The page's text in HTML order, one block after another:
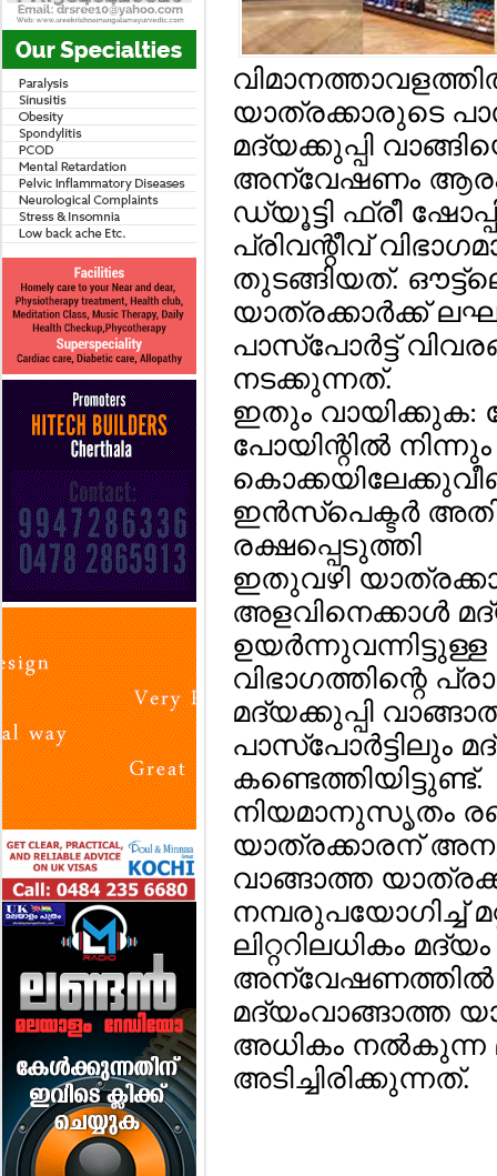
യാത്രക്കാരുടെ
മദ്യക്കുപ്പി
അന്വേഷണം
ഡ്യൂട്ടി ഫ്രീ
പ്രിവന്റീവ്
തുടങ്ങിയത്.
യാത്രക്കാര്‍ക്ക്
പാസ്‌പോര്‍ട്ട്
നടക്കുന്നത്.
ഇതും
പോയിന്റില്‍
ഇന്‍സ്‌പെക്ടര്‍
രക്ഷപ്പെടുത്തി
ഇതുവഴി
അളവിനെക്കാള്‍
ഉയര്‍ന്നുവന്നിട്ടുള്ള
വിഭാഗത്തിന്റെ
മദ്യക്കുപ്പി
പാസ്‌പോര്‍ട്ടിലും
കണ്ടെത്തിയിട്ടുണ്ട്.
നിയമാനുസൃതം രണ്ട്
യാത്രക്കാരന്
വാങ്ങാത്ത
നമ്പരുപയോഗിച്ച്
ലിറ്ററിലധികം
അന്വേഷണത്തില്‍
മദ്യംവാങ്ങാത്ത
അധികം നല്‍കുന്ന
അടിച്ചിരിക്കുന്നത്.